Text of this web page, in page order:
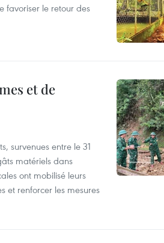
favoriser le retour des
et de
survenues entre le 31
matériels dans
ont mobilisé leurs
et renforcer les mesures